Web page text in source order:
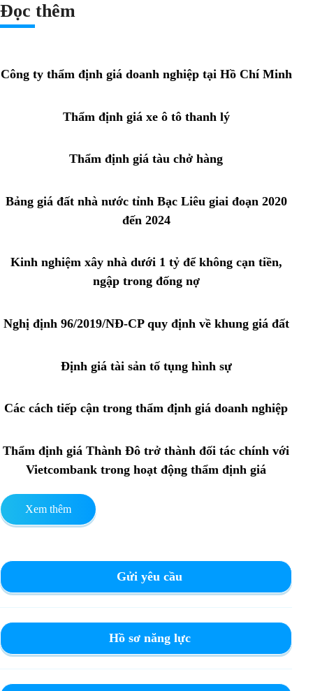
Đọc thêm
Công ty thẩm định giá doanh nghiệp tại Hồ Chí Minh
Thẩm định giá xe ô tô thanh lý
Thẩm định giá tàu chở hàng
Bảng giá đất nhà nước tỉnh Bạc Liêu giai đoạn 2020
đến 2024
Kinh nghiệm xây nhà dưới 1 tỷ để không cạn tiền,
ngập trong đống nợ
Nghị định 96/2019/NĐ-CP quy định về khung giá đất
Định giá tài sản tố tụng hình sự
Các cách tiếp cận trong thẩm định giá doanh nghiệp
Thẩm định giá Thành Đô trở thành đối tác chính với
Vietcombank trong hoạt động thẩm định giá
Xem thêm
Gửi yêu cầu
Hồ sơ năng lực